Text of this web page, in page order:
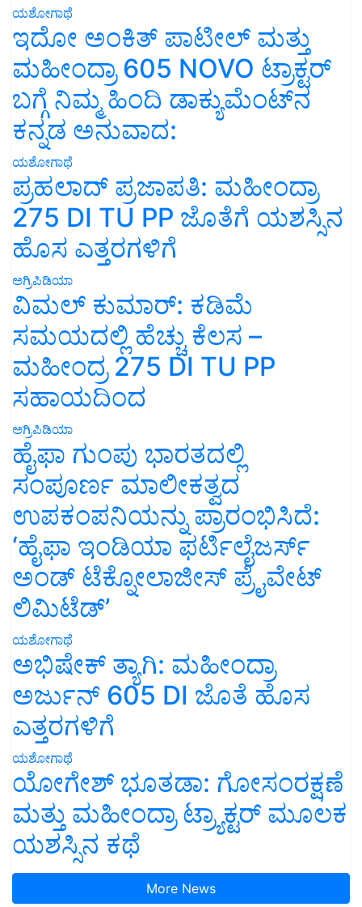
ಯಶೋಗಾಥೆ
ಇದೋ ಅಂಕಿತ್ ಪಾಟೀಲ್ ಮತ್ತು
ಮಹೀಂದ್ರಾ 605 NOVO ಟ್ರಾಕ್ಟರ್
ಬಗ್ಗೆ ನಿಮ್ಮ ಹಿಂದಿ ಡಾಕ್ಯುಮೆಂಟ್‌ನ
ಕನ್ನಡ ಅನುವಾದ:
ಯಶೋಗಾಥೆ
ಪ್ರಹಲಾದ್ ಪ್ರಜಾಪತಿ: ಮಹೀಂದ್ರಾ
275 DI TU PP ಜೊತೆಗೆ ಯಶಸ್ಸಿನ
ಹೊಸ ಎತ್ತರಗಳಿಗೆ
ಅಗ್ರಿಪಿಡಿಯಾ
ವಿಮಲ್ ಕುಮಾರ್: ಕಡಿಮೆ
ಸಮಯದಲ್ಲಿ ಹೆಚ್ಚು ಕೆಲಸ –
ಮಹೀಂದ್ರ 275 DI TU PP
ಸಹಾಯದಿಂದ
ಅಗ್ರಿಪಿಡಿಯಾ
ಹೈಫಾ ಗುಂಪು ಭಾರತದಲ್ಲಿ
ಸಂಪೂರ್ಣ ಮಾಲೀಕತ್ವದ
ಉಪಕಂಪನಿಯನ್ನು ಪ್ರಾರಂಭಿಸಿದೆ:
‘ಹೈಫಾ ಇಂಡಿಯಾ ಫರ್ಟಿಲೈಜರ್ಸ್
ಅಂಡ್ ಟೆಕ್ನೋಲಾಜೀಸ್ ಪ್ರೈವೇಟ್
ಲಿಮಿಟೆಡ್’
ಯಶೋಗಾಥೆ
ಅಭಿಷೇಕ್ ತ್ಯಾಗಿ: ಮಹೀಂದ್ರಾ
ಅರ್ಜುನ್ 605 DI ಜೊತೆ ಹೊಸ
ಎತ್ತರಗಳಿಗೆ
ಯಶೋಗಾಥೆ
ಯೋಗೇಶ್ ಭೂತಡಾ: ಗೋಸಂರಕ್ಷಣೆ
ಮತ್ತು ಮಹೀಂದ್ರಾ ಟ್ರ್ಯಾಕ್ಟರ್ ಮೂಲಕ
ಯಶಸ್ಸಿನ ಕಥೆ
More News